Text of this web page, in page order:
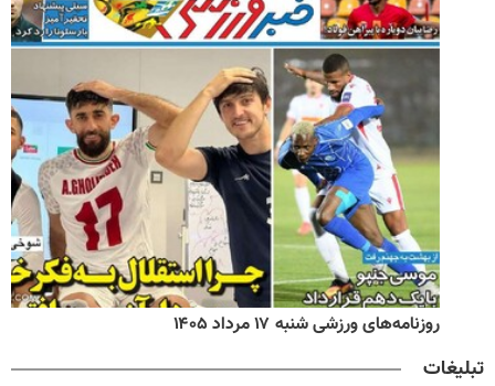
روزنامه‌های ورزشی شنبه ۱۷ مرداد ۱۴۰۵
تبلیغات